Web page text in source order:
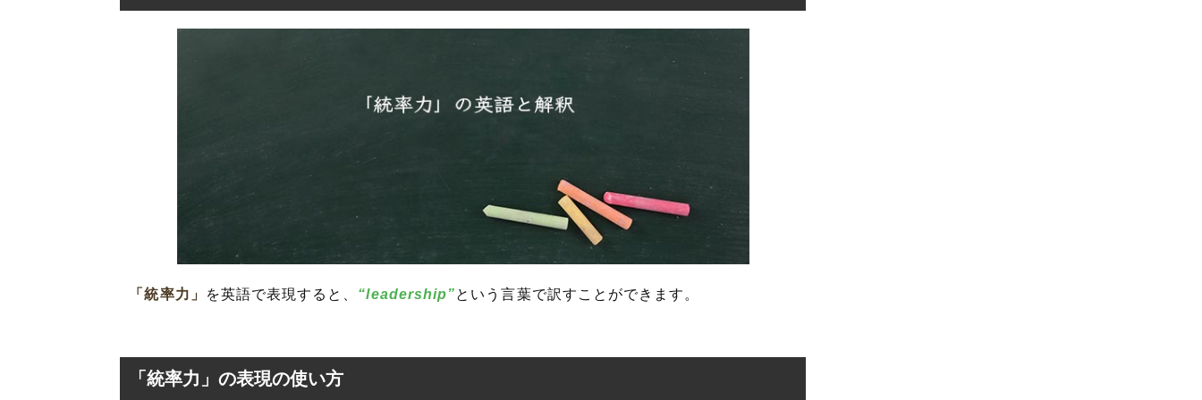
「統率力」 を英語で表現すると、 “leadership”という言葉で訳すことができます。
「統率力」の表現の使い方